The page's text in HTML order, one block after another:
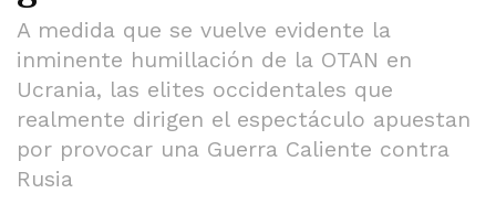
A medida que se vuelve evidente la
inminente humillación de la OTAN en
Ucrania, las elites occidentales que
realmente dirigen el espectáculo apuestan
por provocar una Guerra Caliente contra
Rusia